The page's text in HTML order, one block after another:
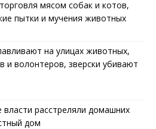
мясом собак и котов,
пытки и мучения животных
на улицах животных,
и волонтеров, зверски убивают
власти расстреляли домашних
дом